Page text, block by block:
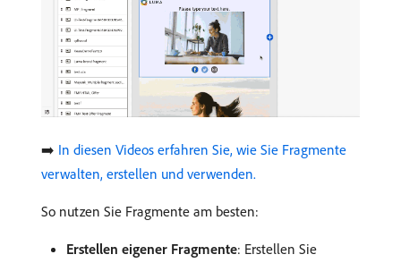
➡️ In diesen Videos erfahren Sie, wie Sie Fragmente
verwalten, erstellen und verwenden.
So nutzen Sie Fragmente am besten:
Erstellen eigener Fragmente: Erstellen Sie